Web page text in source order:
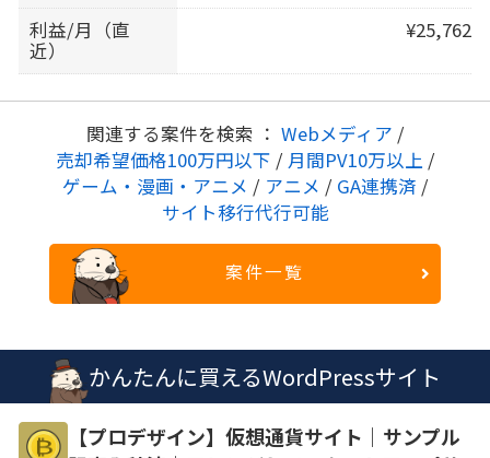
利益/月（直
近）
¥25,762
関連する案件を検索 ： Webメディア /
売却希望価格100万円以下 / 月間PV10万以上 /
ゲーム・漫画・アニメ / アニメ / GA連携済 /
サイト移行代行可能
案件一覧
かんたんに買えるWordPressサイト
【プロデザイン】仮想通貨サイト｜サンプル